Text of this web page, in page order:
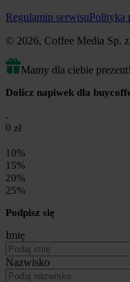
Regulamin serwisuPolityka
© 2026, Coffee Media Sp.
Mamy dla ciebie
Dolicz napiwek dla
0 zł
10%
15%
20%
25%
Podpisz się
Imię
Nazwisko